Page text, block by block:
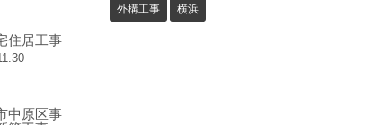
外構工事 横浜
住居工事
中原区事